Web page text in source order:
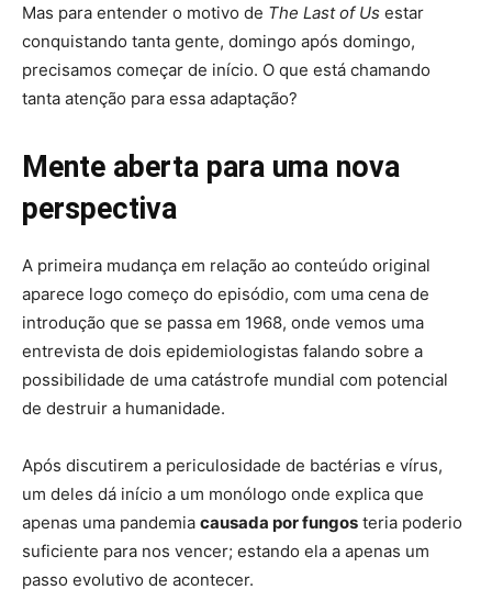
Mas para entender o motivo de The Last of Us estar
conquistando tanta gente, domingo após domingo,
precisamos começar de início. O que está chamando
tanta atenção para essa adaptação?
Mente aberta para uma nova
perspectiva
A primeira mudança em relação ao conteúdo original
aparece logo começo do episódio, com uma cena de
introdução que se passa em 1968, onde vemos uma
entrevista de dois epidemiologistas falando sobre a
possibilidade de uma catástrofe mundial com potencial
de destruir a humanidade.
Após discutirem a periculosidade de bactérias e vírus,
um deles dá início a um monólogo onde explica que
apenas uma pandemia causada por fungos teria poderio
suficiente para nos vencer; estando ela a apenas um
passo evolutivo de acontecer.